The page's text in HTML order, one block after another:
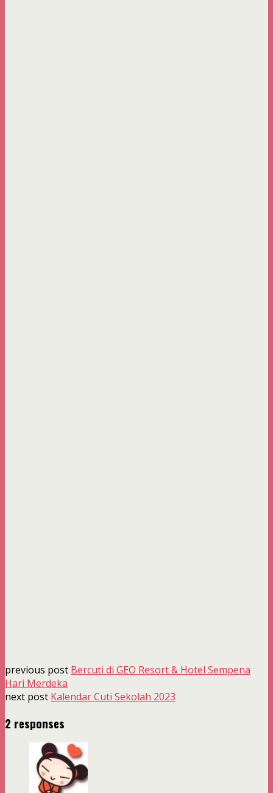
previous post Bercuti di GEO Resort & Hotel Sempena
Hari Merdeka
next post Kalendar Cuti Sekolah 2023
2 responses